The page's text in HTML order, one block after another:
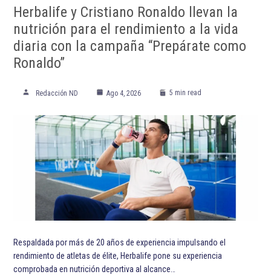
Herbalife y Cristiano Ronaldo llevan la
nutrición para el rendimiento a la vida
diaria con la campaña “Prepárate como
Ronaldo”
Redacción ND Ago 4, 2026 5 min read
Respaldada por más de 20 años de experiencia impulsando el
rendimiento de atletas de élite, Herbalife pone su experiencia
comprobada en nutrición deportiva al alcance…